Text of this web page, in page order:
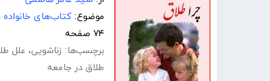
موضوع: کتاب‌های خانواده
۷۴ صفحه
برچسب‌ها: زناشویی، علل
طلاق در جامعه